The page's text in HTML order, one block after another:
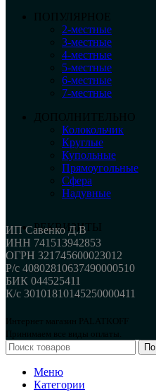
ПОПУЛЯРНОЕ
2-местные
3-местные
4-местные
5-местные
6-местные
7-местные
ДОПОЛНИТЕЛЬНО
Колокольчик
Круглые
Купольные
Прямоугольные
Сфера
Надувные
РЕКВИЗИТЫ
ИП Савенко Д.В
ИНН 741513942853
ОГРН 321745600023012
Р/с 40802810637490000510
БИК 044525411
К/с 30101810145250000411
Интернет магазин PALATKOFF
Принимаем все виды оплаты.
Меню
Категории